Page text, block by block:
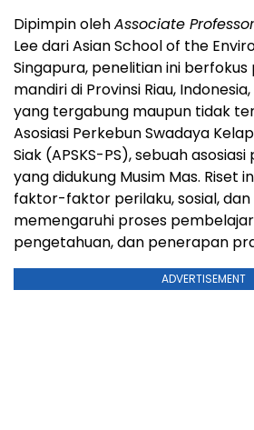
Dipimpin olehAssociate Professor
Lee dari Asian School of the
Singapura, penelitian ini
mandiri di Provinsi Riau,
yang tergabung maupun tidak
Asosiasi Perkebun Swadaya
Siak (APSKS-PS), sebuah
yang didukung Musim Mas. Riset
faktor-faktor perilaku, sosial, dan
memengaruhi proses
pengetahuan, dan penerapan
ADVERTISEMENT